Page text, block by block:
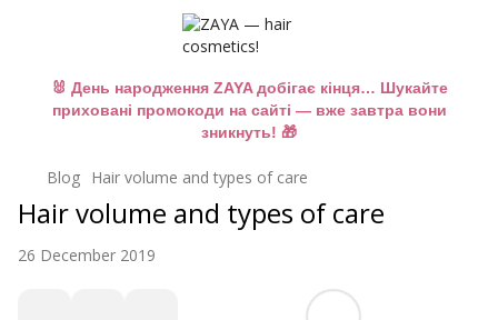
🐰 День народження ZAYA добігає кінця… Шукайте
приховані промокоди на сайті — вже завтра вони
зникнуть! 🎁
Blog Hair volume and types of care
Hair volume and types of care
26 December 2019